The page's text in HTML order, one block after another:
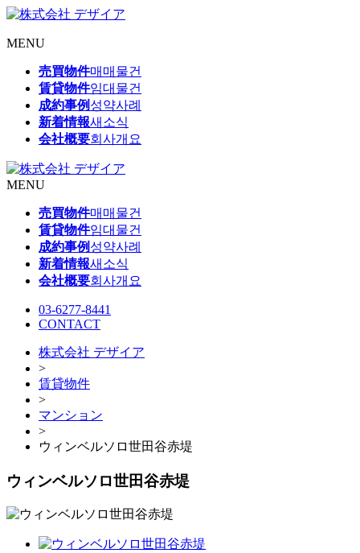
MENU
売買物件매매물건
賃貸物件임대물건
成約事例 성약사례
新着情報새소식
会社概要회사개요
MENU
売買物件매매물건
賃貸物件임대물건
成約事例 성약사례
新着情報새소식
会社概要회사개요
03-6277-8441
CONTACT
株式会社 デザイア
>
賃貸物件
>
マンション
>
ウィンベルソロ世田谷赤堤
ウィンベルソロ世田谷赤堤